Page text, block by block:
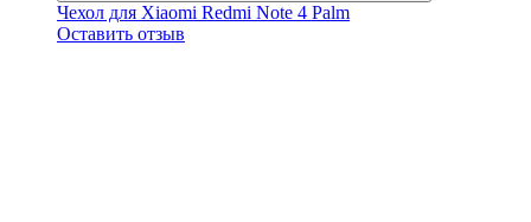
Чехол для Xiaomi Redmi Note 4 Palm
Оставить отзыв